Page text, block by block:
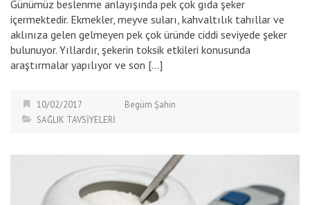
Günümüz beslenme anlayışında pek çok gıda şeker
içermektedir. Ekmekler, meyve suları, kahvaltılık tahıllar ve
aklınıza gelen gelmeyen pek çok üründe ciddi seviyede şeker
bulunuyor. Yıllardır, şekerin toksik etkileri konusunda
araştırmalar yapılıyor ve son […]
10/02/2017
Begüm Şahin
SAĞLIK TAVSİYELERİ